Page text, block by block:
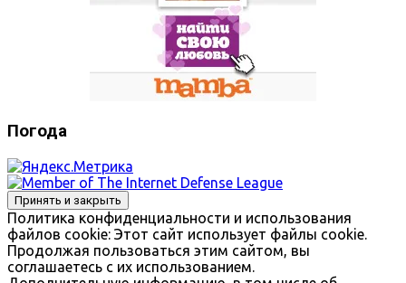
Погода
Политика конфиденциальности и использования
файлов сookie: Этот сайт использует файлы cookie.
Продолжая пользоваться этим сайтом, вы
соглашаетесь с их использованием.